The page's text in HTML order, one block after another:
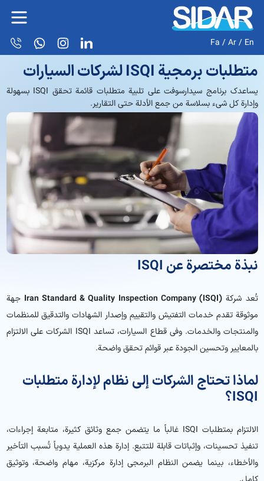
Fa /Ar/ En
متطلبات برمجية ISQI لشركات السيارات
يساعدك برنامج سيدارسوفت على تلبية متطلبات قائمة تحقق ISQI بسهولة
وإدارة كل شيء بسلاسة من جمع الأدلة حتى التقارير.
نبذة مختصرة عن ISQI
تُعد شركة Iran Standard & Quality Inspection Company (ISQI) جهة
موثوقة تقدم خدمات التفتيش والتقييم وإصدار الشهادات والتدقيق للمنظمات
والمنتجات والخدمات. وفي قطاع السيارات، تساعد ISQI الشركات على الالتزام
بالمعايير وتحسين الجودة عبر قوائم تحقق واضحة.
لماذا تحتاج الشركات إلى نظام لإدارة متطلبات
ISQI؟
الالتزام بمتطلبات ISQI غالباً ما يتضمن جمع وثائق كثيرة، متابعة إجراءات،
تنفيذ تحسينات، وإثباتات قابلة للتتبع. إدارة هذه العملية يدوياً تُسبب التأخير
والأخطاء، بينما يضمن النظام البرمجي إدارة مركزية، مهام واضحة، وتوثيق